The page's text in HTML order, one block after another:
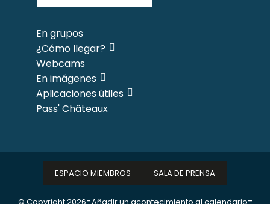
En grupos
¿Cómo llegar?
Webcams
En imágenes
Aplicaciones útiles
Pass' Châteaux
ESPACIO MIEMBROS SALA DE PRENSA